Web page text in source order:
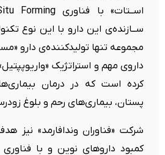
ســازنده‌ی‌ این دارو با این نوع
مجموعه تنها تولیدکننده‌ی دارو
داروی مهم و استراتژیک
کرده‌ است که در درمان
پستان، بیماری‌های رحم و بلوغ
شرکت «فناوران وندافارمد» نیز
کمبود داروهای نوین و با